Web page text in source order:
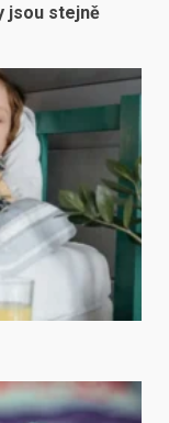
jsou stejně